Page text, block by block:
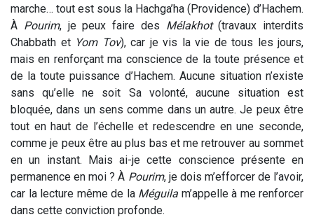
marche… tout est sous la Hachga’ha (Providence) d’Hachem.
À Pourim, je peux faire des Mélakhot(travaux interdits
Chabbath et Yom Tov), car je vis la vie de tous les jours,
mais en renforçant ma conscience de la toute présence et
de la toute puissance d’Hachem. Aucune situation n’existe
sans qu’elle ne soit Sa volonté, aucune situation est
bloquée, dans un sens comme dans un autre. Je peux être
tout en haut de l’échelle et redescendre en une seconde,
comme je peux être au plus bas et me retrouver au sommet
en un instant. Mais ai-je cette conscience présente en
permanence en moi ? À Pourim, je dois m’efforcer de l’avoir,
car la lecture même de la Méguila m’appelle à me renforcer
dans cette conviction profonde.